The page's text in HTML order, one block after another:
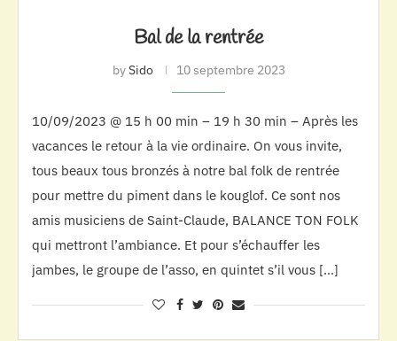
Bal de la rentrée
bySido 10 septembre 2023
10/09/2023 @ 15 h 00 min – 19 h 30 min – Après les
vacances le retour à la vie ordinaire. On vous invite,
tous beaux tous bronzés à notre bal folk de rentrée
pour mettre du piment dans le kouglof. Ce sont nos
amis musiciens de Saint-Claude, BALANCE TON FOLK
qui mettront l’ambiance. Et pour s’échauffer les
jambes, le groupe de l’asso, en quintet s’il vous […]